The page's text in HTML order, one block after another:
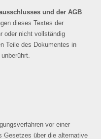
und der AGB
dieses Textes der
oder nicht vollständig
Teile des Dokumentes in
vor einer
Gesetzes über die alternative